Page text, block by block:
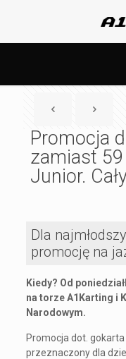
Promocja
zamiast
Junior.
Dla
promocję na
Kiedy? Od
na torze A1Karting i
Narodowym.
Promocja dot.
przeznaczony dla